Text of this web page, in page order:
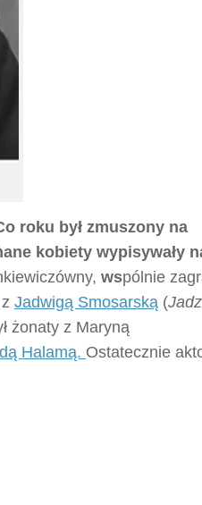
roku był zmuszony na
kobiety wypisywały
wspólnie
Jadwigą Smosarską (
żonaty z Maryną
Halamą. Ostatecznie